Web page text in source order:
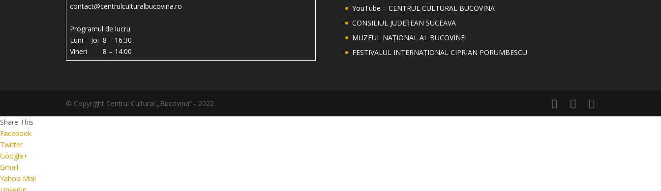
contact@centrulculturalbucovina.ro
Programul de lucru
Luni – Joi 8 – 16:30
Vineri 8 – 14:00
YouTube – CENTRUL CULTURAL BUCOVINA
CONSILIUL JUDEȚEAN SUCEAVA
MUZEUL NAȚIONAL AL BUCOVINEI
FESTIVALUL INTERNAȚIONAL CIPRIAN PORUMBESCU
© Copyright Centrul Cultural „Bucovina” - 2022
Share This
Facebook
Twitter
Google+
Gmail
Yahoo Mail